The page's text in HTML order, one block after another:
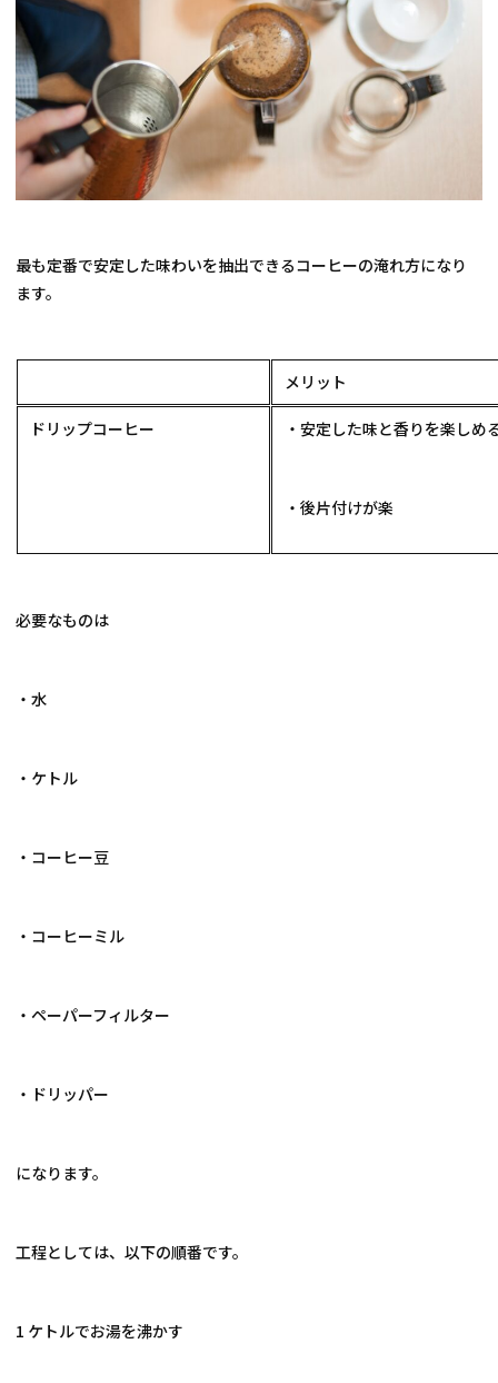
最も定番で安定した味わいを抽出できるコーヒーの淹れ方になり
ます。
メリット
ドリップコーヒー ・安定した味と香りを楽しめ
・後片付けが楽
必要なものは
・水
・ケトル
・コーヒー豆
・コーヒーミル
・ペーパーフィルター
・ドリッパー
になります。
工程としては、以下の順番です。
1 ケトルでお湯を沸かす